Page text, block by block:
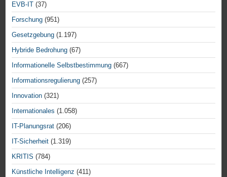
EVB-IT (37)
Forschung (951)
Gesetzgebung (1.197)
Hybride Bedrohung (67)
Informationelle Selbstbestimmung (667)
Informationsregulierung (257)
Innovation (321)
Internationales (1.058)
IT-Planungsrat (206)
IT-Sicherheit (1.319)
KRITIS (784)
Künstliche Intelligenz (411)